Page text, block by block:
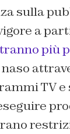
sulla
a
più
naso
TV